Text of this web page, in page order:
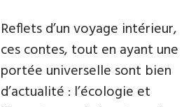
Reflets d’un voyage intérieur,
ces contes, tout en ayant une
portée universelle sont bien
d’actualité : l’écologie et